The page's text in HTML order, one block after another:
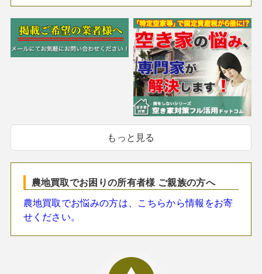
もっと見る
農地買取でお困りの所有者様 ご親族の方へ
農地買取でお悩みの方は、こちらから情報をお寄
せください。